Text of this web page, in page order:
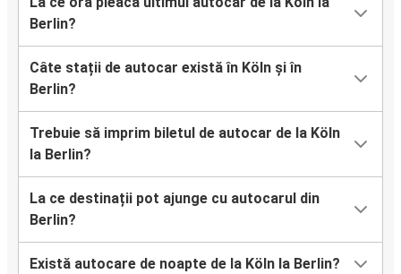
Berlin?
Câte stații de autocar există în Köln și în
Berlin?
Trebuie să imprim biletul de autocar de la Köln
la Berlin?
La ce destinații pot ajunge cu autocarul din
Berlin?
Există autocare de noapte de la Köln la Berlin?